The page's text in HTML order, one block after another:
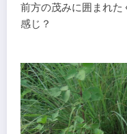
前方の茂みに囲まれ
感じ？